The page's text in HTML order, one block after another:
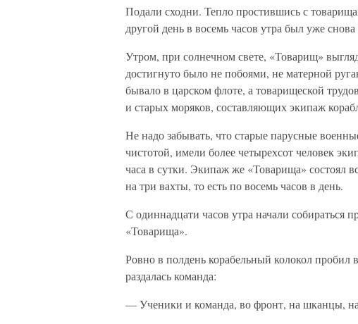
Подали сходни. Тепло простившись с
другой день в восемь часов утра был уже снова
Утром, при солнечном свете, «Товарищ»
достигнуто было не побоями, не матерной
бывало в царском флоте, а товарищеской
и старых моряков, составляющих экипаж
Не надо забывать, что старые парусные
чистотой, имели более четырехсот человек
часа в сутки. Экипаж же «Товарища» состоял
на три вахты, то есть по восемь часов в день.
С одиннадцати часов утра начали собираться
«Товарища».
Ровно в полдень корабельный колокол
раздалась команда:
— Ученики и команда, во фронт, на шканцы,